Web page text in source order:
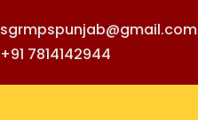
sgrmpspunjab@gmail.com
+91 7814142944‬